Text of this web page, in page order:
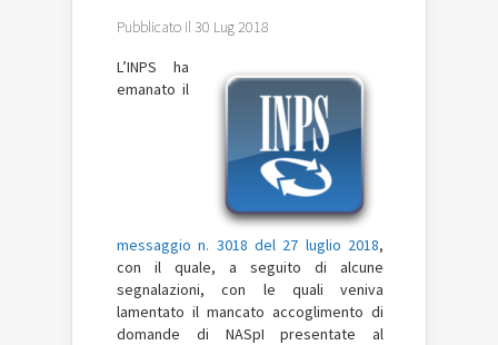
Pubblicato il 30 Lug 2018
L’INPS ha
emanato il
messaggio n. 3018 del 27 luglio 2018,
con il quale, a seguito di alcune
segnalazioni, con le quali veniva
lamentato il mancato accoglimento di
domande di NASpI presentate al